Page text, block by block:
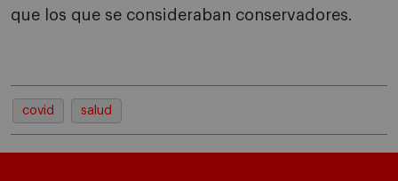
que los que se consideraban conservadores.
covid salud